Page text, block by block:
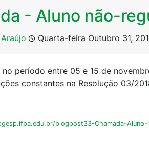
- Aluno não-
Quarta-feira Outubro 31,
período entre 05 e 15 de
constantes na Resolução 03/
blogpost33-Chamada-Aluno-